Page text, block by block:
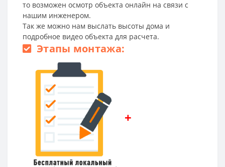
то возможен осмотр объекта онлайн на связи с
нашим инженером.
Так же можно нам выслать высоты дома и
подробное видео объекта для расчета.
Этапы монтажа:
+